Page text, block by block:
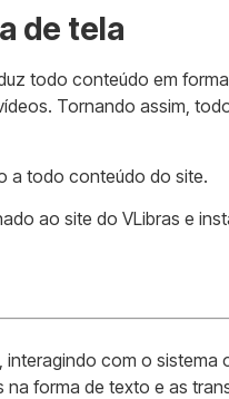
de tela
todo conteúdo em
Tornando assim,
a todo conteúdo do site.
ao site do VLibras e
com o sistema
forma de texto e as